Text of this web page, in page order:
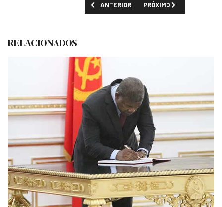
ARTIGO ANTERIOR: GOVERNO NEGA
ANTERIOR PRÓXIMO ARTIGO: UNITA
PRÓXIMO
RELACIONADOS